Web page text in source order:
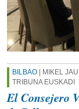
BILBAO | MIKEL
TRIBUNA EUSKADI
El Consejero